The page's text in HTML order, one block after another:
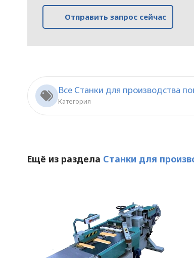
Отправить запрос сейчас
Все Станки для производства
Категория
Ещё из раздела Станки для